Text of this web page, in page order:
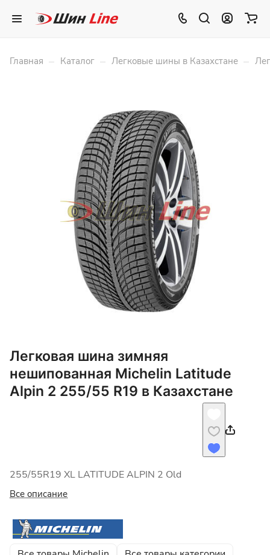
Главная – Каталог – Легковые шины в Казахстане –
Легковая шина зимняя
нешипованная Michelin Latitude
Alpin 2 255/55 R19 в Казахстане
255/55R19 XL LATITUDE ALPIN 2 Old
Все описание